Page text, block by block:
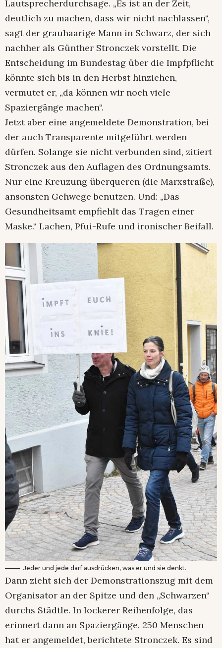
Lautsprecherdurchsage. „Es ist an der Zeit,
deutlich zu machen, dass wir nicht nachlassen“,
sagt der grauhaarige Mann in Schwarz, der sich
nachher als Günther Stronczek vorstellt. Die
Entscheidung im Bundestag über die Impfpflicht
könnte sich bis in den Herbst hinziehen,
vermutet er, „da können wir noch viele
Spaziergänge machen“.
Jetzt aber eine angemeldete Demonstration, bei
der auch Transparente mitgeführt werden
dürfen. Solange sie nicht verbunden sind, zitiert
Stronczek aus den Auflagen des Ordnungsamts.
Nur eine Kreuzung überqueren (die Marxstraße),
ansonsten Gehwege benutzen. Und: „Das
Gesundheitsamt empfiehlt das Tragen einer
Maske.“ Lachen, Pfui-Rufe und ironischer Beifall.
Jeder und jede darf ausdrücken, was er und sie denkt.
Dann zieht sich der Demonstrationszug mit dem
Organisator an der Spitze und den „Schwarzen“
durchs Städtle. In lockerer Reihenfolge, das
erinnert dann an Spaziergänge. 250 Menschen
hat er angemeldet, berichtete Stronczek. Es sind